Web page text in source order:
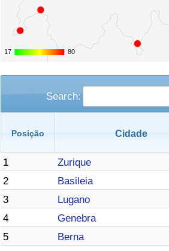
17
17 80
80
Search:
Posição Cidade
1 Zurique
2
Basileia
3
Lugano
4
Genebra
5
Berna